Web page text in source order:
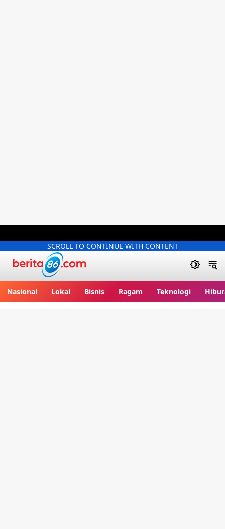
SCROLL TO CONTINUE WITH CONTENT
Nasional Lokal Bisnis Ragam Teknologi